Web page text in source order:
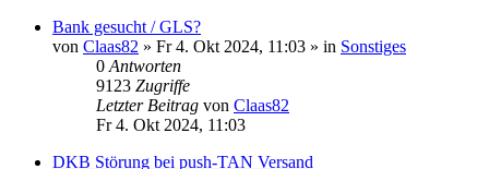
Bank gesucht / GLS?
von Claas82 » Fr 4. Okt 2024, 11:03 » in Sonstiges
0 Antworten
9123 Zugriffe
Letzter Beitrag von Claas82
Fr 4. Okt 2024, 11:03
DKB Störung bei push-TAN Versand